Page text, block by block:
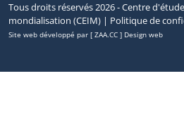
Tous droits réservés 2026 - Centre
mondialisation (CEIM) | Politique de
Site web développé par [ ZAA.CC ] Design web